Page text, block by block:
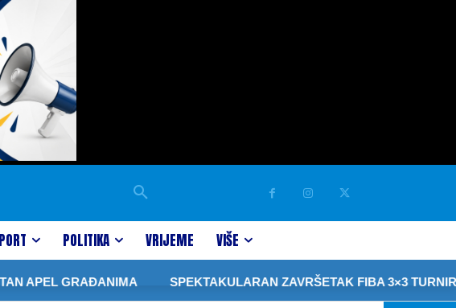
POLITIKA VRIJEME VIŠE
GRAĐANIMA SPEKTAKULARAN ZAVRŠETAK FIBA 3×3 TURNIRA